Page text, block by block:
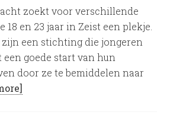
zoekt voor verschillende
18 en 23 jaar in Zeist een plekje.
zijn een stichting die jongeren
goede start van hun
door ze te bemiddelen naar